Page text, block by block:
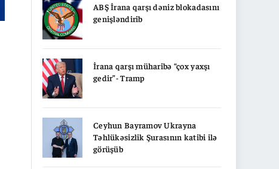
ABŞ İrana qarşı dəniz blokadasını
genişləndirib
İrana qarşı müharibə “çox yaxşı
gedir”- Tramp
Ceyhun Bayramov Ukrayna
Təhlükəsizlik Şurasının katibi ilə
görüşüb